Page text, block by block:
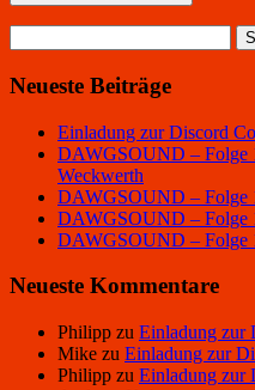
nach:
Neueste Beiträge
Einladung zur Discord
DAWGSOUND – Folge
Weckwerth
DAWGSOUND – Folge
DAWGSOUND – Folge
DAWGSOUND – Folge
Neueste Kommentare
Philipp zu Einladung zur
Mike zu Einladung zur
Philipp zu Einladung zur